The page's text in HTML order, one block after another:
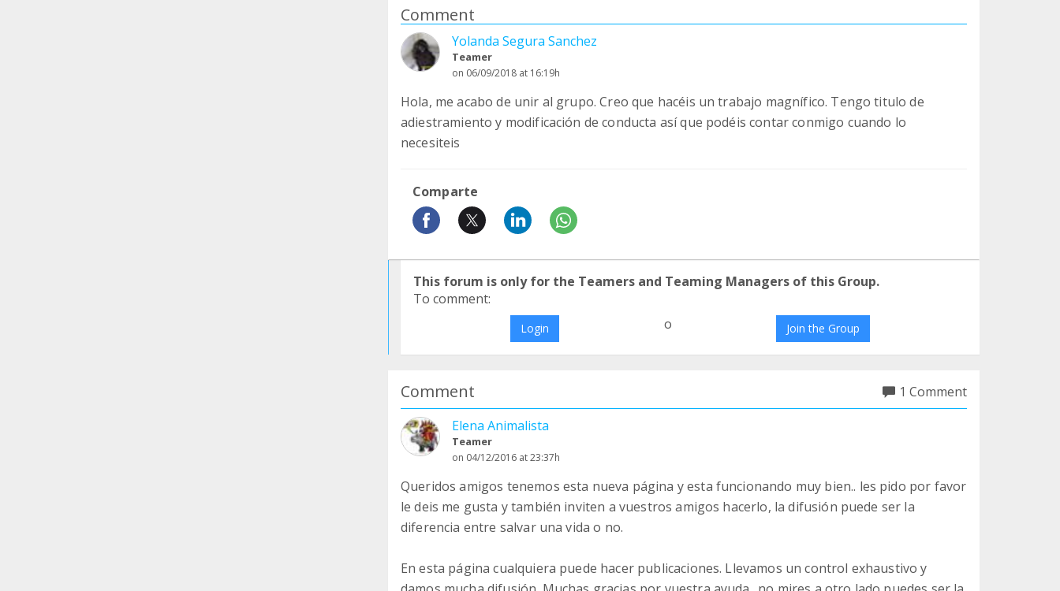
Comment
Yolanda Segura Sanchez
Teamer
on 06/09/2018 at 16:19h
Hola, me acabo de unir al grupo. Creo que hacéis un trabajo magnífico. Tengo titulo de
adiestramiento y modificación de conducta así que podéis contar conmigo cuando lo
necesiteis
Comparte
This forum is only for the Teamers and Teaming Managers of this Group.
To comment:
Login o Join the Group
Comment
1 Comment
Elena Animalista
Teamer
on 04/12/2016 at 23:37h
Queridos amigos tenemos esta nueva página y esta funcionando muy bien.. les pido por favor
le deis me gusta y también inviten a vuestros amigos hacerlo, la difusión puede ser la
diferencia entre salvar una vida o no.
En esta página cualquiera puede hacer publicaciones. Llevamos un control exhaustivo y